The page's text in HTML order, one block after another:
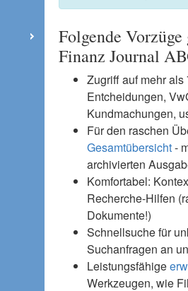
Folgende
Finanz Journal
Zugriff auf mehr
Entcheidungen,
Kundmachungen,
Für den raschen
Gesamtübersicht-
archivierten
Komfortabel:
Recherche-Hilfen
Dokumente!)
Schnellsuche für
Suchanfragen an
Leistungsfähige
Werkzeugen, wie